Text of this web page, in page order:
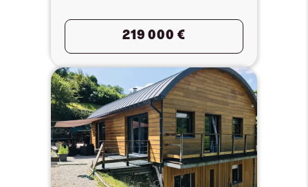
219 000 €